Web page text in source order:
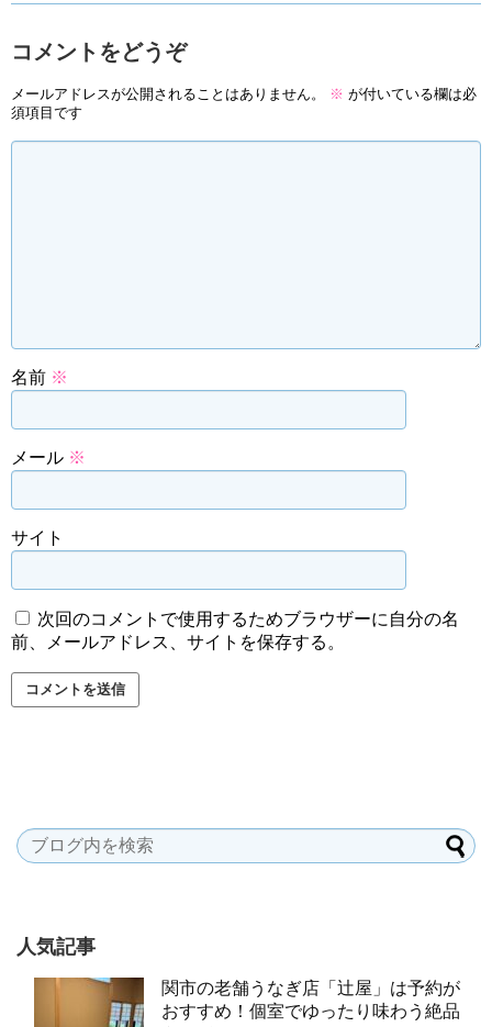
コメントをどうぞ
メールアドレスが公開されることはありません。 ※ が付いている欄は必
須項目です
名前 ※
メール ※
サイト
次回のコメントで使用するためブラウザーに自分の名
前、メールアドレス、サイトを保存する。
人気記事
関市の老舗うなぎ店「辻屋」は予約が
おすすめ！個室でゆったり味わう絶品